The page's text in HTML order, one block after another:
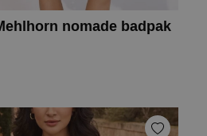
nomade badpak